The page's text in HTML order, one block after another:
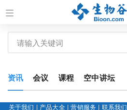
资讯 会议 课程 空中讲坛
关于我们 | 产品大全|营销服务 | 联系我们